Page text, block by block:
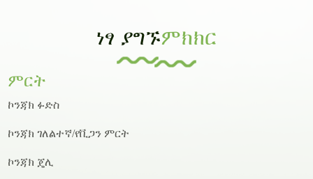
ነፃ ያግኙምክክር
ምርት
ኮንጃክ ፉድስ
ኮንጃክ ገለልተኛ/የቪጋን ምርት
ኮንጃክ ጄሊ